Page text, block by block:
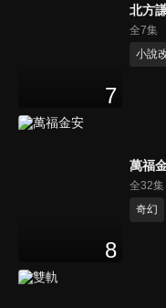
7
北方
全7集
小說
8
萬福
全32集
奇幻